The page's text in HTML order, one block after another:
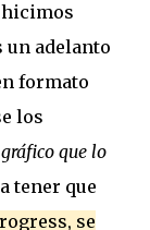
hicimos
un adelanto
formato
los
gráfico que lo
tener que
se